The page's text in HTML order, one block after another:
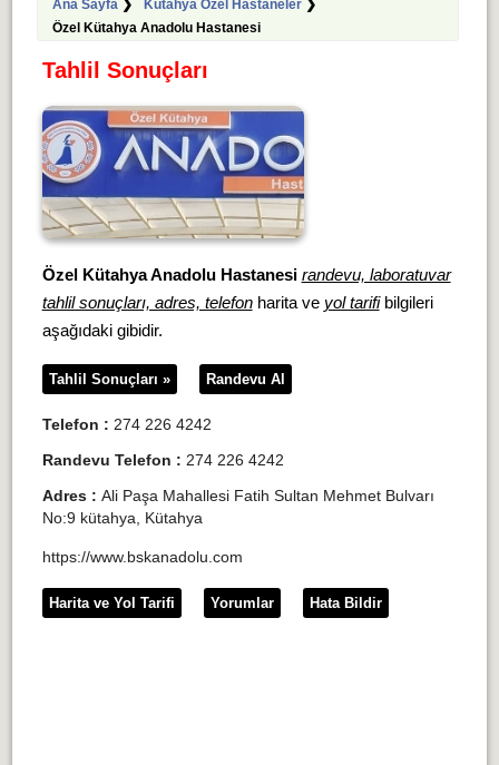
Ana Sayfa❯ Kütahya Özel Hastaneler❯
Özel Kütahya Anadolu Hastanesi
Tahlil Sonuçları
Özel Kütahya Anadolu Hastanesi randevu, laboratuvar
tahlil sonuçları, adres, telefonharita ve yol tarifibilgileri
aşağıdaki gibidir.
Tahlil Sonuçları » Randevu Al
Telefon : 274 226 4242
Randevu Telefon : 274 226 4242
Adres : Ali Paşa Mahallesi Fatih Sultan Mehmet Bulvarı
No:9 kütahya, Kütahya
https://www.bskanadolu.com
Harita ve Yol Tarifi Yorumlar Hata Bildir